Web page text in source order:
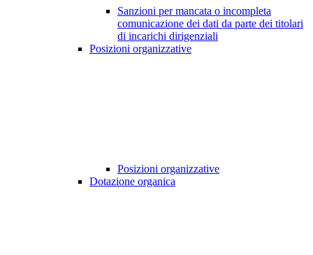
Sanzioni per mancata o incompleta
comunicazione dei dati da parte dei titolari
di incarichi dirigenziali
Posizioni organizzative
Posizioni organizzative
Dotazione organica